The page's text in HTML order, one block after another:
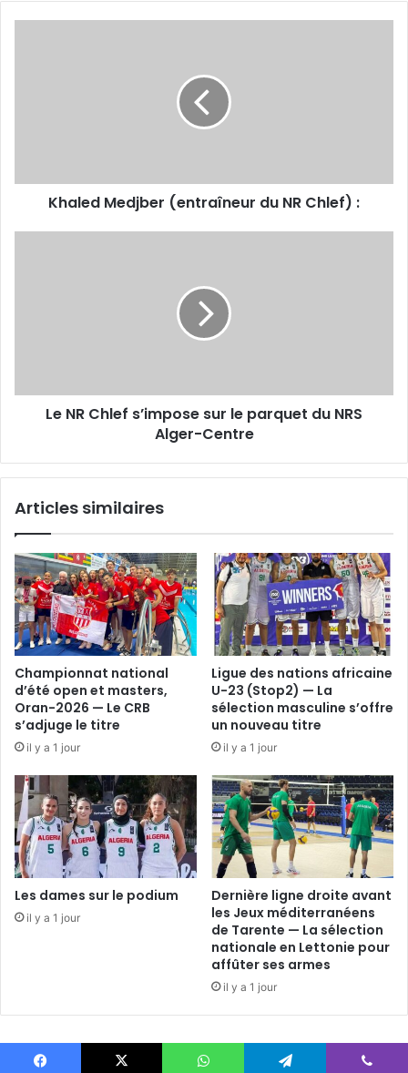
Khaled Medjber (entraîneur du NR Chlef) :
NRS
Alger-Le NR Chlef s’impose sur le parquet du NRS
Alger-Centre
Articles similaires
Championnat national
d’été open et masters,
Oran-2026 — Le CRB
s’adjuge le titre
il y a 1 jour
Ligue des nations africaine
U-23 (Stop2) — La
sélection masculine s’offre
un nouveau titre
il y a 1 jour
Les dames sur le podium
il y a 1 jour
Dernière ligne droite avant
les Jeux méditerranéens
de Tarente — La sélection
nationale en Lettonie pour
affûter ses armes
il y a 1 jour